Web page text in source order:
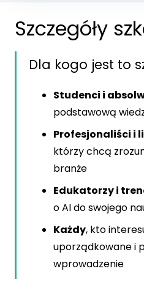
Szczegóły
Dla kogo jest to
Studenci i
podstawową
Profesjonaliści i
którzy chcą
branże
Edukatorzy i
o AI do swojego
Każdy, kto
uporządkowane i
wprowadzenie